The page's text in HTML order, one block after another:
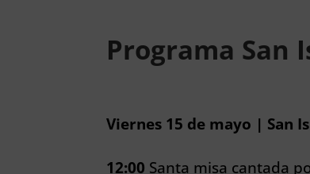
Programa San
Viernes 15 de mayo | San
12:00 Santa misa cantada